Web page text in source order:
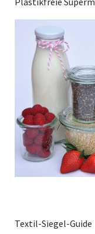
Textil-Siegel-Guide